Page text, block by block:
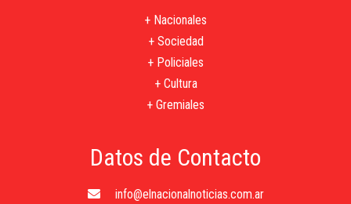
+ Nacionales
+ Sociedad
+ Policiales
+ Cultura
+ Gremiales
Datos de Contacto
info@elnacionalnoticias.com.ar